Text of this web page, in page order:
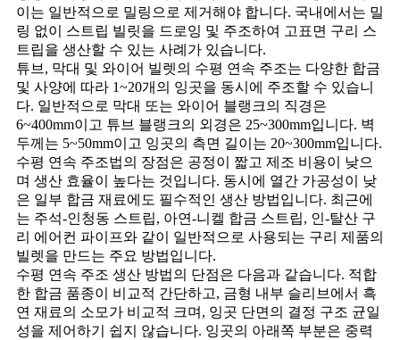
이는 일반적으로 밀링으로 제거해야 합니다. 국내에서는 밀
링 없이 스트립 빌릿을 드로잉 및 주조하여 고표면 구리 스
트립을 생산할 수 있는 사례가 있습니다.
튜브, 막대 및 와이어 빌렛의 수평 연속 주조는 다양한 합금
및 사양에 따라 1~20개의 잉곳을 동시에 주조할 수 있습니
다. 일반적으로 막대 또는 와이어 블랭크의 직경은
6~400mm이고 튜브 블랭크의 외경은 25~300mm입니다. 벽
두께는 5~50mm이고 잉곳의 측면 길이는 20~300mm입니다.
수평 연속 주조법의 장점은 공정이 짧고 제조 비용이 낮으
며 생산 효율이 높다는 것입니다. 동시에 열간 가공성이 낮
은 일부 합금 재료에도 필수적인 생산 방법입니다. 최근에
는 주석-인청동 스트립, 아연-니켈 합금 스트립, 인-탈산 구
리 에어컨 파이프와 같이 일반적으로 사용되는 구리 제품의
빌렛을 만드는 주요 방법입니다.
수평 연속 주조 생산 방법의 단점은 다음과 같습니다. 적합
한 합금 품종이 비교적 간단하고, 금형 내부 슬리브에서 흑
연 재료의 소모가 비교적 크며, 잉곳 단면의 결정 구조 균일
성을 제어하기 쉽지 않습니다. 잉곳의 아래쪽 부분은 중력